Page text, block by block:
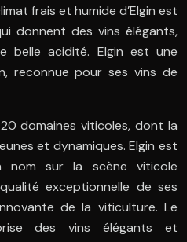
frais et humide d’Elgin est
donnent des vins élégants,
belle acidité. Elgin est une
reconnue pour ses vins de
domaines viticoles, dont la
et dynamiques. Elgin est
sur la scène viticole
exceptionnelle de ses
de la viticulture. Le
des vins élégants et